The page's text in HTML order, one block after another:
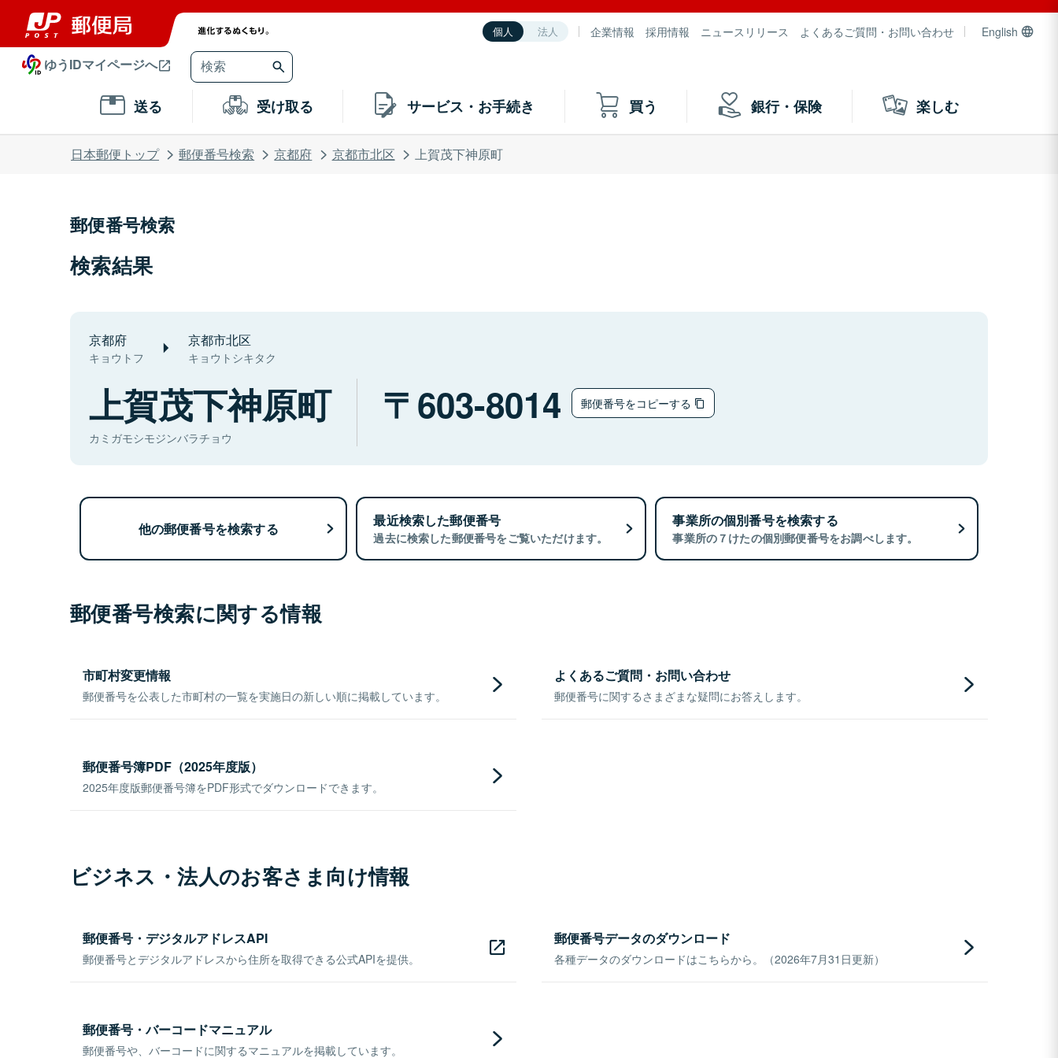
個人 法人 企業情報 採用情報 ニュースリリース よくあるご質問・お問い合わせ English
ゆうIDマイページへ
送る 受け取る サービス・お手続き 買う 銀行・保険 楽しむ
日本郵便トップ 郵便番号検索 京都府 京都市北区 上賀茂下神原町
郵便番号検索
検索結果
京都府
キョウトフ
京都市北区
キョウトシキタク
上賀茂下神原町
カミガモシモジンバラチョウ
603-8014 郵便番号をコピーする
他の郵便番号を検索する 最近検索した郵便番号
過去に検索した郵便番号をご覧いただけます。
事業所の個別番号を検索する
事業所の７けたの個別郵便番号をお調べします。
郵便番号検索に関する情報
市町村変更情報
郵便番号を公表した市町村の一覧を実施日の新しい順に掲載しています。
よくあるご質問・お問い合わせ
郵便番号に関するさまざまな疑問にお答えします。
郵便番号簿PDF（2025年度版）
2025年度版郵便番号簿をPDF形式でダウンロードできます。
ビジネス・法人のお客さま向け情報
郵便番号・デジタルアドレスAPI
郵便番号とデジタルアドレスから住所を取得できる公式APIを提供。
郵便番号データのダウンロード
各種データのダウンロードはこちらから。（2026年7月31日更新）
郵便番号・バーコードマニュアル
郵便番号や、バーコードに関するマニュアルを掲載しています。